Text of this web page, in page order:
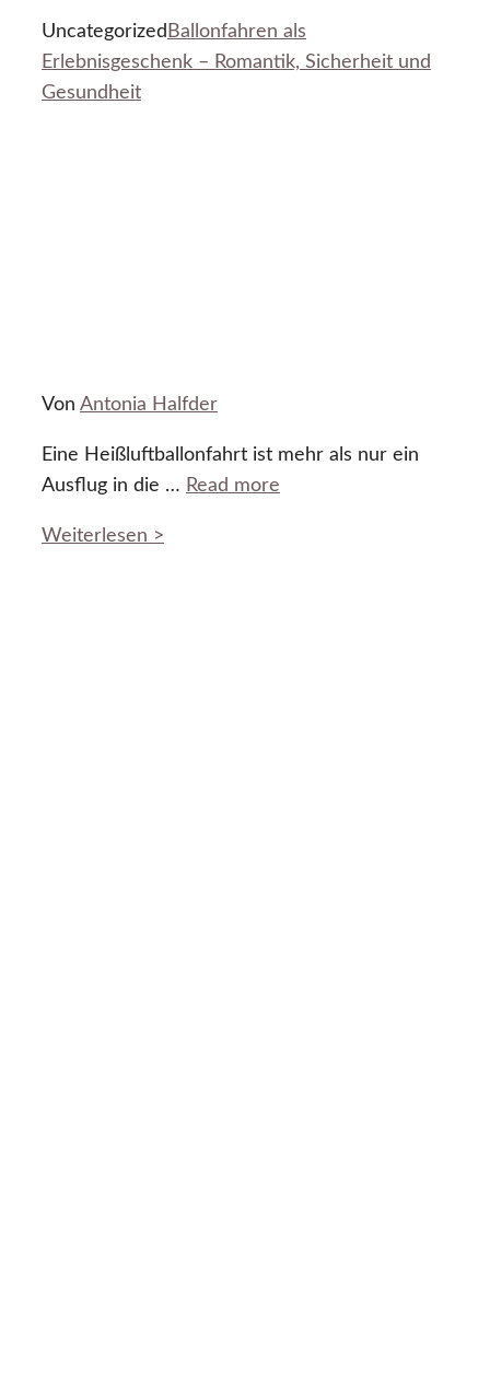
Uncategorized Ballonfahren als
Erlebnisgeschenk – Romantik, Sicherheit und
Gesundheit
Von Antonia Halfder
Eine Heißluftballonfahrt ist mehr als nur ein
Ausflug in die … Read more
Weiterlesen >